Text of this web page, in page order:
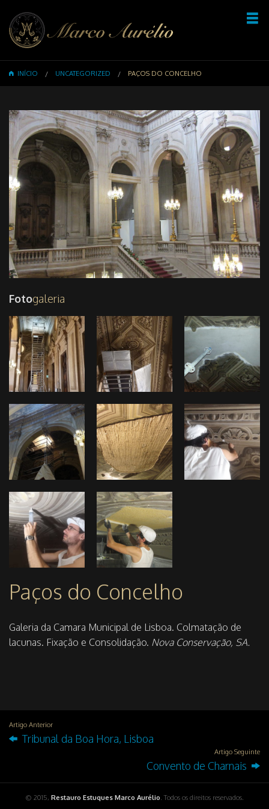
INÍCIO UNCATEGORIZED PAÇOS DO CONCELHO
Fotogaleria
Paços do Concelho
Galeria da Camara Municipal de Lisboa. Colmatação de
lacunas. Fixação e Consolidação. Nova Conservação, SA.
Artigo Anterior
Tribunal da Boa Hora, Lisboa
Artigo Seguinte
Convento de Charnais
© 2015, Restauro Estuques Marco Aurélio. Todos os direitos reservados.